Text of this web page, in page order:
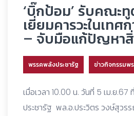
‘บิ๊กป้อม’ รับคณะ
เยี่ยมคารวะในเทศ
– จับมือแก้ปัญหา
พรรคพลังประชารัฐ ข่าวกิจกรรมพ
เมื่อเวลา 10.00 น. วันที่ 5 เม.ย
ประชารัฐ พล.อ.ประวิตร วงษ์สุว